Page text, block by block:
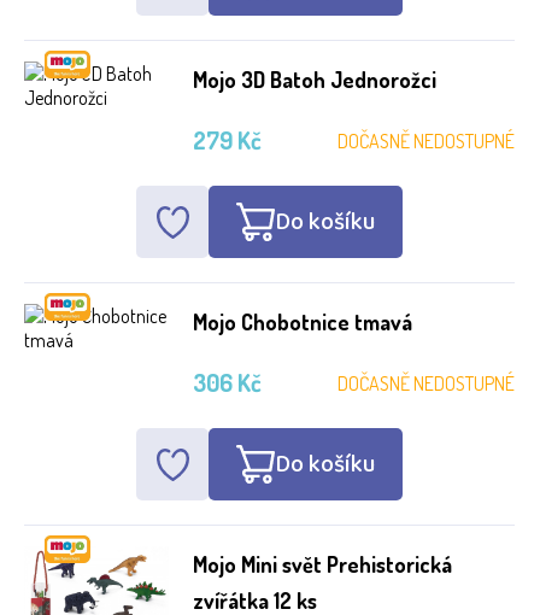
Mojo 3D Batoh Jednorožci
DOČASNĚ NEDOSTUPNÉ
279 Kč
Do košíku
Mojo Chobotnice tmavá
DOČASNĚ NEDOSTUPNÉ
306 Kč
Do košíku
Mojo Mini svět Prehistorická
zvířátka 12 ks